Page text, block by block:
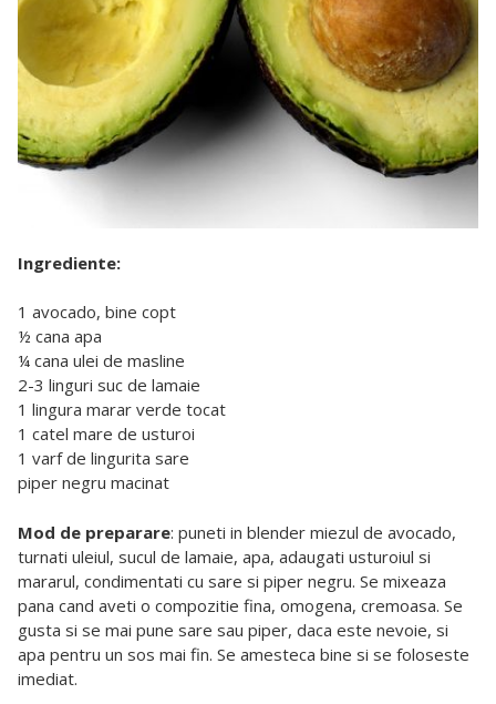
Ingrediente:
1 avocado, bine copt
½ cana apa
¼ cana ulei de masline
2-3 linguri suc de lamaie
1 lingura marar verde tocat
1 catel mare de usturoi
1 varf de lingurita sare
piper negru macinat
Mod de preparare: puneti in blender miezul de avocado,
turnati uleiul, sucul de lamaie, apa, adaugati usturoiul si
mararul, condimentati cu sare si piper negru. Se mixeaza
pana cand aveti o compozitie fina, omogena, cremoasa. Se
gusta si se mai pune sare sau piper, daca este nevoie, si
apa pentru un sos mai fin. Se amesteca bine si se foloseste
imediat.